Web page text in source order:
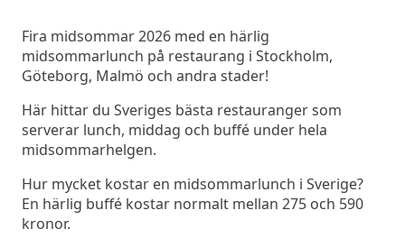
Fira midsommar 2026 med en härlig
midsommarlunch på restaurang i Stockholm,
Göteborg, Malmö och andra stader!
Här hittar du Sveriges bästa restauranger som
serverar lunch, middag och buffé under hela
midsommarhelgen.
Hur mycket kostar en midsommarlunch i Sverige?
En härlig buffé kostar normalt mellan 275 och 590
kronor.